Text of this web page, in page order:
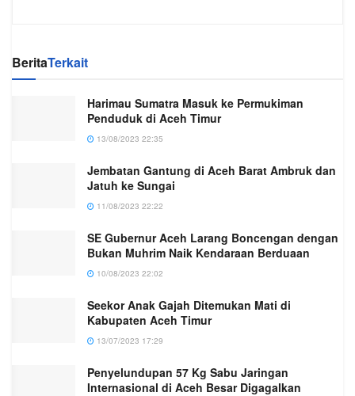
BeritaTerkait
Harimau Sumatra Masuk ke Permukiman
Penduduk di Aceh Timur
13/08/2023 22:35
Jembatan Gantung di Aceh Barat Ambruk dan
Jatuh ke Sungai
11/08/2023 22:22
SE Gubernur Aceh Larang Boncengan dengan
Bukan Muhrim Naik Kendaraan Berduaan
10/08/2023 22:02
Seekor Anak Gajah Ditemukan Mati di
Kabupaten Aceh Timur
13/07/2023 17:29
Penyelundupan 57 Kg Sabu Jaringan
Internasional di Aceh Besar Digagalkan